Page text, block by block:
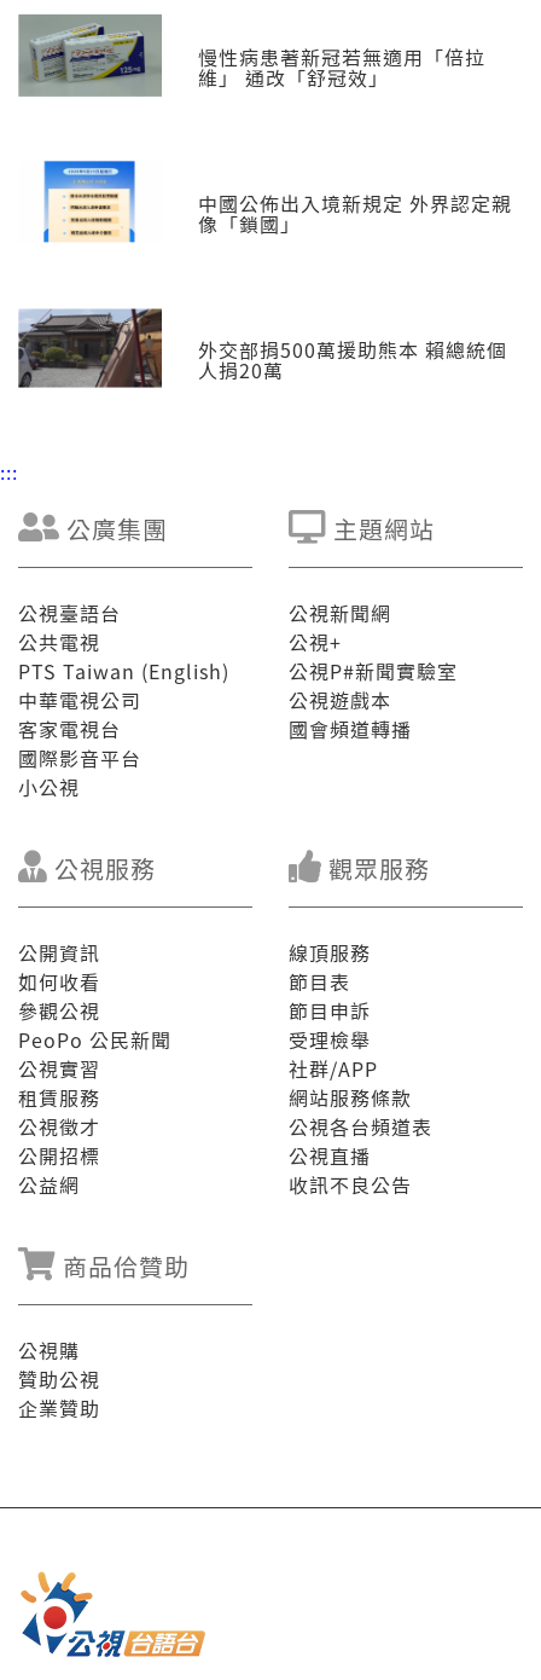
慢性病患著新冠若無適用「倍拉
維」 通改「舒冠效」
中國公佈出入境新規定 外界認定親
像「鎖國」
外交部捐500萬援助熊本 賴總統個
人捐20萬
:::
公廣集團
公視臺語台
公共電視
PTS Taiwan (English)
中華電視公司
客家電視台
國際影音平台
小公視
主題網站
公視新聞網
公視+
公視P#新聞實驗室
公視遊戲本
國會頻道轉播
公視服務
公開資訊
如何收看
參觀公視
PeoPo 公民新聞
公視實習
租賃服務
公視徵才
公開招標
公益網
觀眾服務
線頂服務
節目表
節目申訴
受理檢舉
社群/APP
網站服務條款
公視各台頻道表
公視直播
收訊不良公告
商品佮贊助
公視購
贊助公視
企業贊助